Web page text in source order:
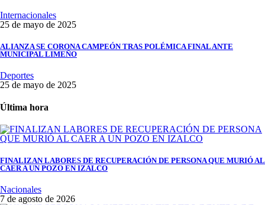
Internacionales
25 de mayo de 2025
ALIANZA SE CORONA CAMPEÓN TRAS POLÉMICA FINAL ANTE
MUNICIPAL LIMEÑO
Deportes
25 de mayo de 2025
Última hora
FINALIZAN LABORES DE RECUPERACIÓN DE PERSONA QUE MURIÓ AL
CAER A UN POZO EN IZALCO
Nacionales
7 de agosto de 2026